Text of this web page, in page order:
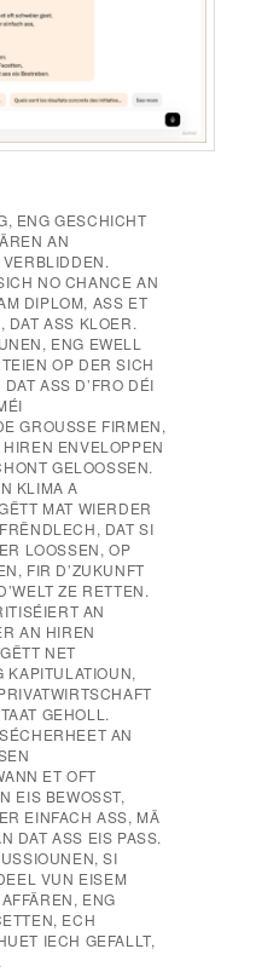
ENG GESCHICHT
AN
NO CHANCE AN
DIPLOM, ASS ET
DAT ASS KLOER.
ENG EWELL
OP DER SICH
ASS D’FRO DÉI
GROUSSE FIRMEN,
ENVELOPPEN
GELOOSSEN.
KLIMA A
MAT WIERDER
DAT SI
LOOSSEN, OP
FIR D’ZUKUNFT
ZE RETTEN.
AN
AN HIREN
NET
KAPITULATIOUN,
GEHOLL.
AN
ET OFT
EIS BEWOSST,
EINFACH ASS, MÄ
DAT ASS EIS PASS.
SI
VUN EISEM
ENG
ECH
IECH GEFALLT,